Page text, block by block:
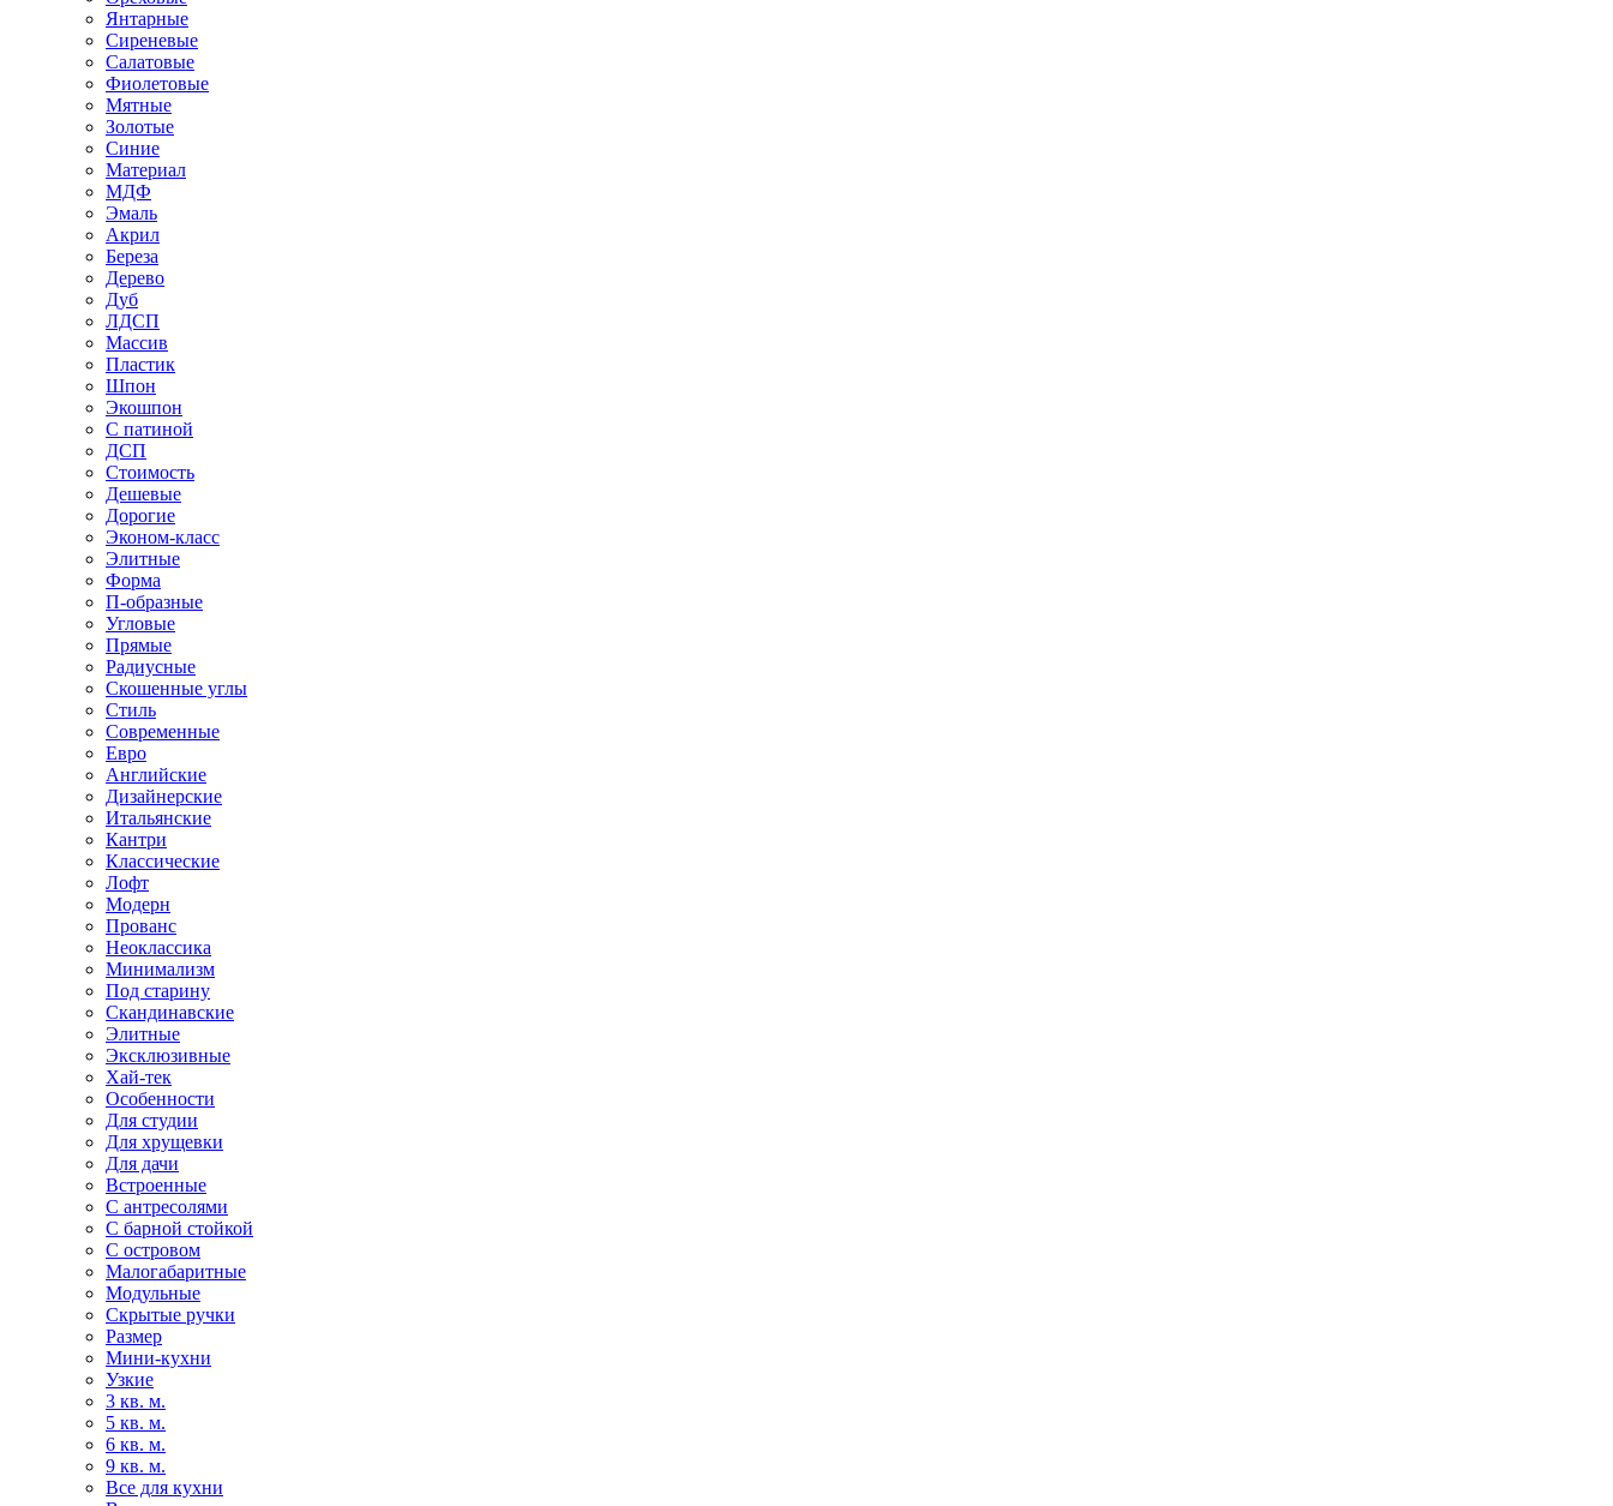
Янтарные
Сиреневые
Салатовые
Фиолетовые
Мятные
Золотые
Синие
Материал
МДФ
Эмаль
Акрил
Береза
Дерево
Дуб
ЛДСП
Массив
Пластик
Шпон
Экошпон
С патиной
ДСП
Стоимость
Дешевые
Дорогие
Эконом-класс
Элитные
Форма
П-образные
Угловые
Прямые
Радиусные
Скошенные углы
Стиль
Современные
Евро
Английские
Дизайнерские
Итальянские
Кантри
Классические
Лофт
Модерн
Прованс
Неоклассика
Минимализм
Под старину
Скандинавские
Элитные
Эксклюзивные
Хай-тек
Особенности
Для студии
Для хрущевки
Для дачи
Встроенные
С антресолями
С барной стойкой
С островом
Малогабаритные
Модульные
Скрытые ручки
Размер
Мини-кухни
Узкие
3 кв. м.
5 кв. м.
6 кв. м.
9 кв. м.
Все для кухни